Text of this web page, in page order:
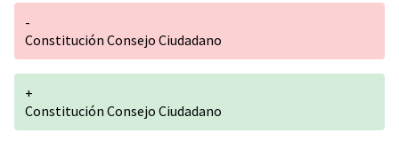
-
Constitución Consejo Ciudadano
+
Constitución Consejo Ciudadano